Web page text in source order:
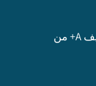
معتمد بتصنيف A+ من